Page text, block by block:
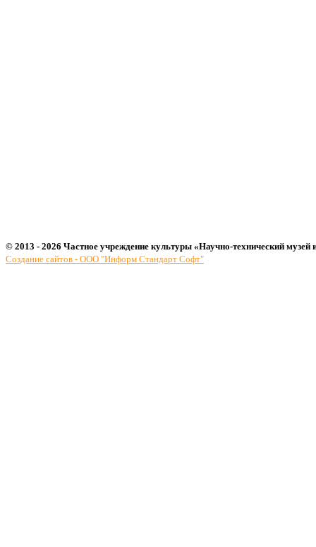
© 2013 - 2026 Частное учреждение культуры «Научно-технический музей
Создание сайтов - ООО "Информ Стандарт Софт"